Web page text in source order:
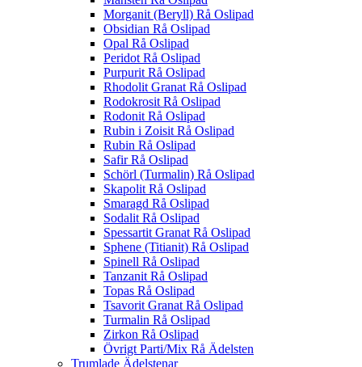
Morganit (Beryll) Rå Oslipad
Obsidian Rå Oslipad
Opal Rå Oslipad
Peridot Rå Oslipad
Purpurit Rå Oslipad
Rhodolit Granat Rå Oslipad
Rodokrosit Rå Oslipad
Rodonit Rå Oslipad
Rubin i Zoisit Rå Oslipad
Rubin Rå Oslipad
Safir Rå Oslipad
Schörl (Turmalin) Rå Oslipad
Skapolit Rå Oslipad
Smaragd Rå Oslipad
Sodalit Rå Oslipad
Spessartit Granat Rå Oslipad
Sphene (Titianit) Rå Oslipad
Spinell Rå Oslipad
Tanzanit Rå Oslipad
Topas Rå Oslipad
Tsavorit Granat Rå Oslipad
Turmalin Rå Oslipad
Zirkon Rå Oslipad
Övrigt Parti/Mix Rå Ädelsten
Trumlade Ädelstenar